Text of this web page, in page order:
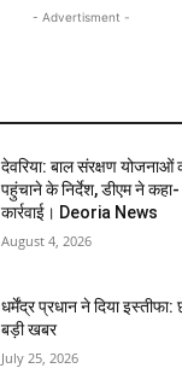
- Advertisment -
देवरिया: बाल संरक्षण योजनाओं
पहुंचाने के निर्देश, डीएम ने कहा-
कार्रवाई। Deoria News
August 4, 2026
धर्मेंद्र प्रधान ने दिया
बड़ी खबर
July 25, 2026